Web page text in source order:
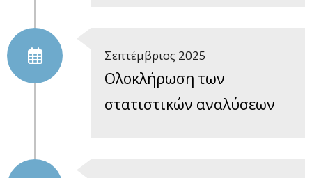
Σεπτέμβριος 2025
Oλοκλήρωση των
στατιστικών αναλύσεων